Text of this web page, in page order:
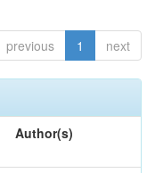
previous 1 next
Author(s)